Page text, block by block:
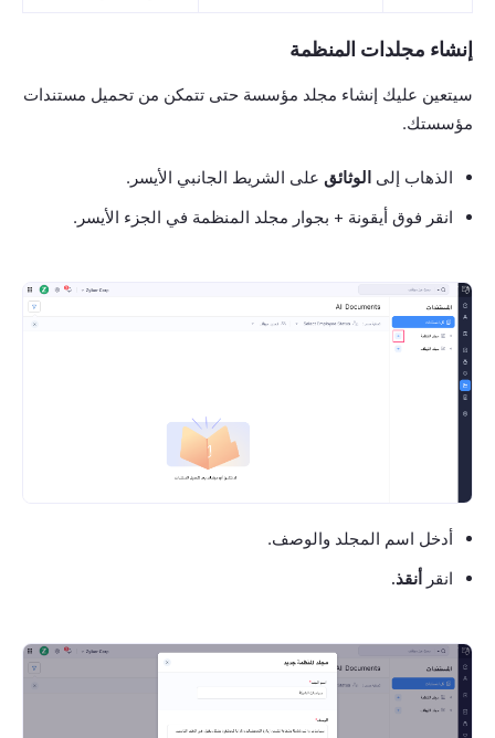
إنشاء مجلدات المنظمة
سيتعين عليك إنشاء مجلد مؤسسة حتى تتمكن من تحميل مستندات
مؤسستك.
الذهاب إلى الوثائق على الشريط الجانبي الأيسر.
انقر فوق أيقونة + بجوار مجلد المنظمة في الجزء الأيسر.
أدخل اسم المجلد والوصف.
انقر أنقذ.